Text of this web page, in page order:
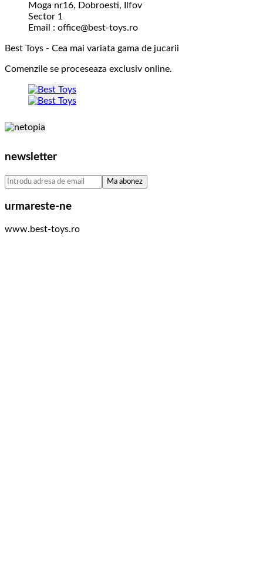
Moga nr16, Dobroesti, Ilfov
Sector 1
Email : office@best-toys.ro
Best Toys - Cea mai variata gama de jucarii
Comenzile se proceseaza exclusiv online.
newsletter
urmareste-ne
www.best-toys.ro